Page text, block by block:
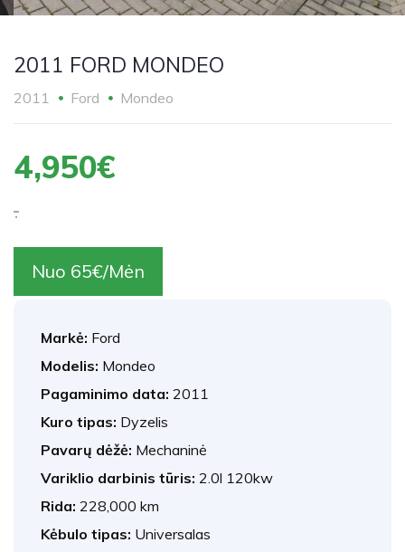
2011 FORD MONDEO
2011 Ford Mondeo
4,950€
.
Nuo 65€/Mėn
Markė: Ford
Modelis: Mondeo
Pagaminimo data: 2011
Kuro tipas: Dyzelis
Pavarų dėžė: Mechaninė
Variklio darbinis tūris: 2.0l 120kw
Rida: 228,000 km
Kėbulo tipas: Universalas